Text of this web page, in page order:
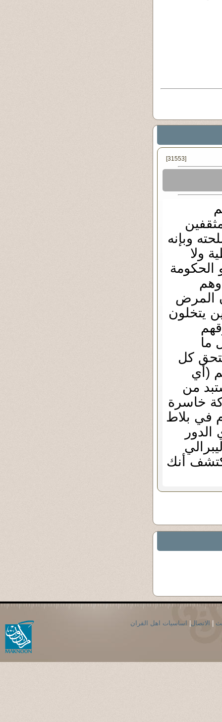
[31553]
وبإنه
ولا
الحكومة
المرض
يتخلون
ما
كل
(أي
من
خاسرة
في بلاط
أنك
| الاتصال| اساسيات اهل القران